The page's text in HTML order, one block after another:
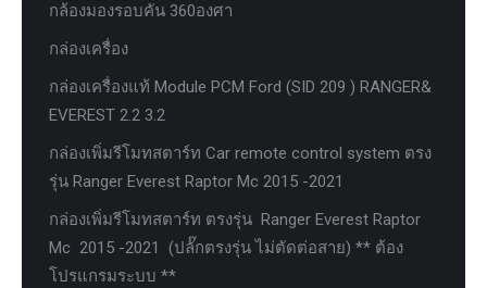
กล้องมองรอบคัน 360องศา
กล่องเครื่อง
กล่องเครื่องแท้ Module PCM Ford (SID 209 ) RANGER&
EVEREST 2.2 3.2
กล่องเพิ่มรีโมทสตาร์ท Car remote control system ตรง
รุ่น Ranger Everest Raptor Mc 2015 -2021
กล่องเพิ่มรีโมทสตาร์ท ตรงรุ่น Ranger Everest Raptor
Mc 2015 -2021 (ปลั๊กตรงรุ่น ไม่ตัดต่อสาย) ** ต้อง
โปรแกรมระบบ **